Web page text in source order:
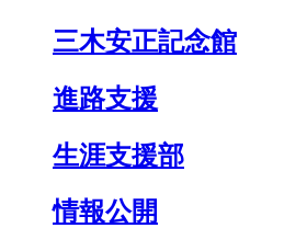
三木安正記念館
進路支援
生涯支援部
情報公開